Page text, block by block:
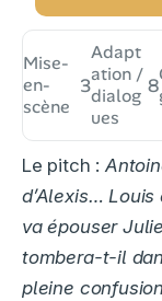
Mise-
en-
scène
3
Adapt
ation /
dialog
ues
8
Le pitch :
d’Alexis…
va épouser
tombera-t-il
pleine